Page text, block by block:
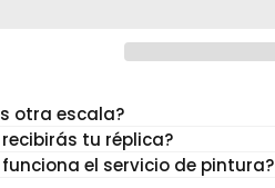
otra escala?
tu réplica?
el servicio de pintura?